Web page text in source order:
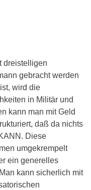
dreistelligen
gebracht werden
wird die
in Militär und
kann man mit Geld
daß da nichts
Diese
umgekrempelt
ein generelles
kann sicherlich mit